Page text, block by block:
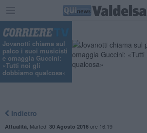
Jovanotti chiama sul
palco i suoi musicisti
e omaggia Guccini:
«Tutti noi gli
dobbiamo qualcosa»
Indietro
Attualità Martedì 30 Agosto 2016ore 16:19